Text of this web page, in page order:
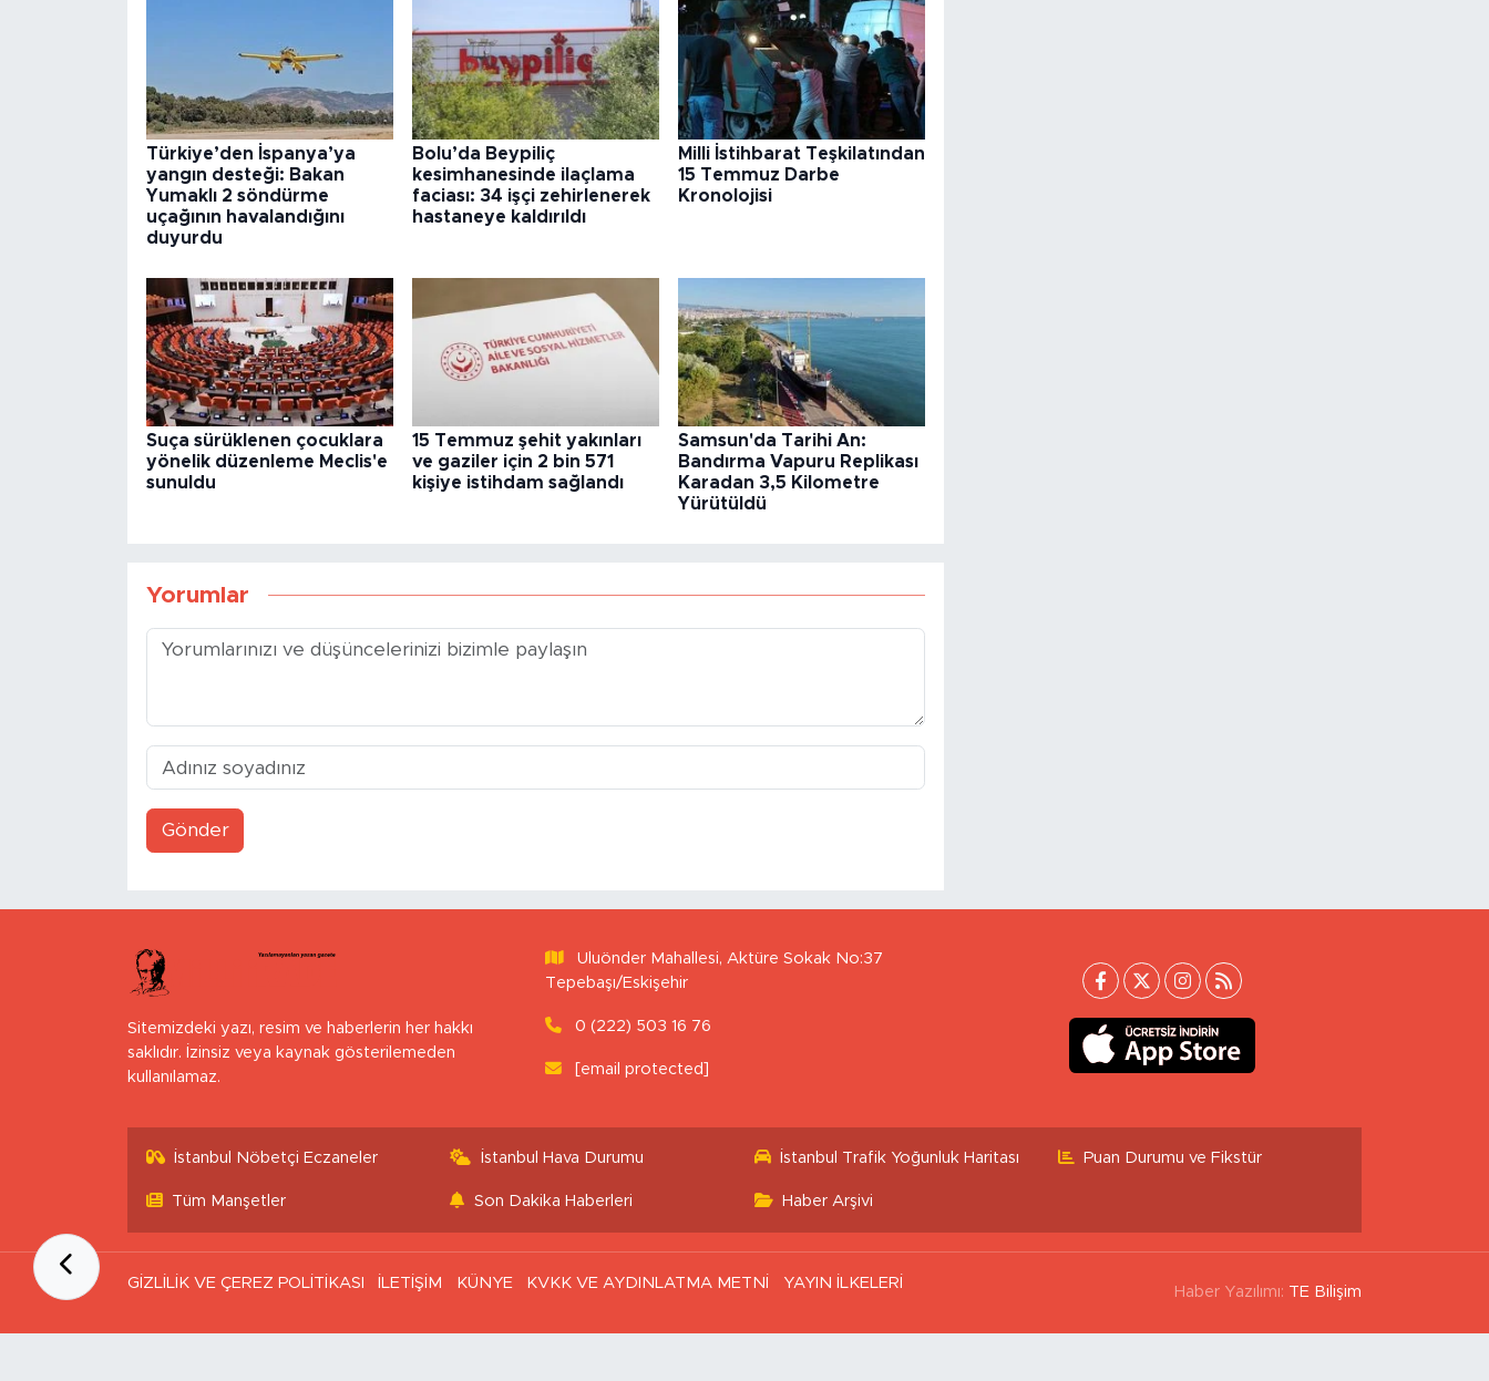
Türkiye’den İspanya’ya
yangın desteği: Bakan
Yumaklı 2 söndürme
uçağının havalandığını
duyurdu
Bolu’da Beypiliç
kesimhanesinde ilaçlama
faciası: 34 işçi zehirlenerek
hastaneye kaldırıldı
Milli İstihbarat Teşkilatından
15 Temmuz Darbe
Kronolojisi
Suça sürüklenen çocuklara
yönelik düzenleme Meclis'e
sunuldu
15 Temmuz şehit yakınları
ve gaziler için 2 bin 571
kişiye istihdam sağlandı
Samsun'da Tarihi An:
Bandırma Vapuru Replikası
Karadan 3,5 Kilometre
Yürütüldü
Yorumlar
Gönder
Sitemizdeki yazı, resim ve haberlerin her hakkı
saklıdır. İzinsiz veya kaynak gösterilemeden
kullanılamaz.
Uluönder Mahallesi, Aktüre Sokak No:37
Tepebaşı/Eskişehir
0 (222) 503 16 76
[email protected]
İstanbul Nöbetçi Eczaneler İstanbul Hava Durumu İstanbul Trafik Yoğunluk Haritası Puan Durumu ve Fikstür
Tüm Manşetler Son Dakika Haberleri Haber Arşivi
GİZLİLİK VE ÇEREZ POLİTİKASI İLETİŞİM KÜNYE KVKK VE AYDINLATMA METNİ YAYIN İLKELERİ
Haber Yazılımı: TE Bilişim